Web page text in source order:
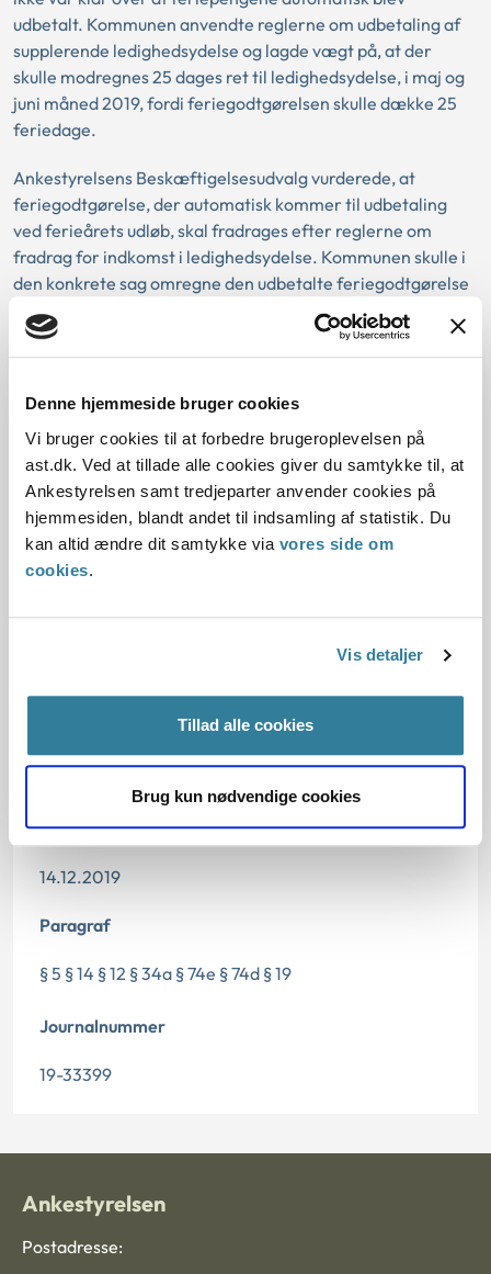
Denne hjemmeside bruger cookies
Vi bruger cookies til at forbedre brugeroplevelsen på
ast.dk. Ved at tillade alle cookies giver du samtykke til, at
Ankestyrelsen samt tredjeparter anvender cookies på
hjemmesiden, blandt andet til indsamling af statistik. Du
kan altid ændre dit samtykke via vores side om
cookies.
Vis detaljer
Tillad alle cookies
Brug kun nødvendige cookies
udbetalt. Kommunen anvendte reglerne om udbetaling af
supplerende ledighedsydelse og lagde vægt på, at der
skulle modregnes 25 dages ret til ledighedsydelse, i maj og
juni måned 2019, fordi feriegodtgørelsen skulle dække 25
feriedage.
Ankestyrelsens Beskæftigelsesudvalg vurderede, at
feriegodtgørelse, der automatisk kommer til udbetaling
ved ferieårets udløb, skal fradrages efter reglerne om
fradrag for indkomst i ledighedsydelse. Kommunen skulle i
den konkrete sag omregne den udbetalte feriegodtgørelse
til en bruttoindtægt og fradrage 30 procent af dette beløb i
borgerens ret til ledighedsydelse.
Reglerne
Den konkrete afgørelse
Begrundelse for afgørelsen
Dato for underskrift
Offentliggørelsesdato
14.12.2019
Paragraf
§ 5 § 14 § 12 § 34a § 74e § 74d § 19
Journalnummer
19-33399
Ankestyrelsen
Postadresse: